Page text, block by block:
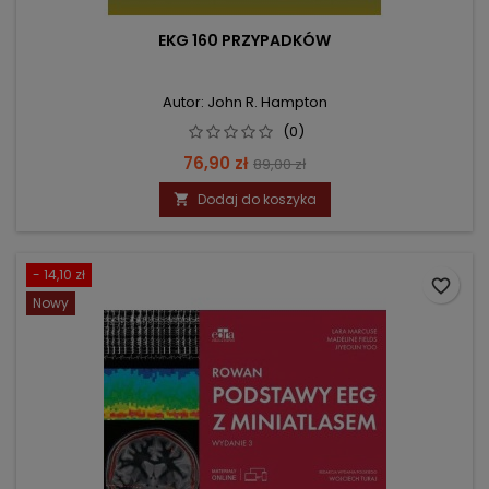
EKG 160 PRZYPADKÓW
Autor: John R. Hampton
(0)
Cena
76,90 zł Cena
podstawowa
89,00 zł
 Dodaj do koszyka
- 14,10 zł
Nowy
favorite_border